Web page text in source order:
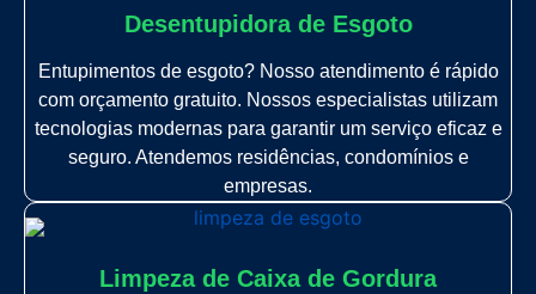
Desentupidora de Esgoto
Entupimentos de esgoto? Nosso atendimento é rápido
com orçamento gratuito. Nossos especialistas utilizam
tecnologias modernas para garantir um serviço eficaz e
seguro. Atendemos residências, condomínios e
empresas.
Limpeza de Caixa de Gordura